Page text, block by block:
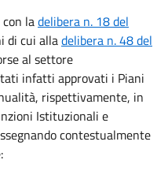
con ladelibera n. 18 del
di cui alladelibera n. 48 del
al settore
infatti approvati i Piani
rispettivamente, in
Istituzionali e
contestualmente